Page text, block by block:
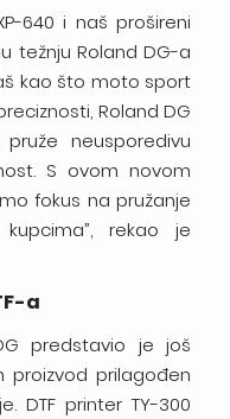
640 i naš prošireni
težnju Roland DG-a
kao što moto sport
Roland DG
neusporedivu
S ovom novom
fokus na pružanje
rekao je
a
predstavio je još
proizvod prilagođen
DTF printer TY-300